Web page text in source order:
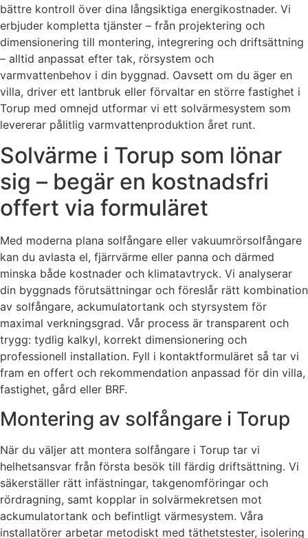
bättre kontroll över dina långsiktiga energikostnader. Vi
erbjuder kompletta tjänster – från projektering och
dimensionering till montering, integrering och driftsättning
– alltid anpassat efter tak, rörsystem och
varmvattenbehov i din byggnad. Oavsett om du äger en
villa, driver ett lantbruk eller förvaltar en större fastighet i
Torup med omnejd utformar vi ett solvärmesystem som
levererar pålitlig varmvattenproduktion året runt.
Solvärme i Torup som lönar
sig – begär en kostnadsfri
offert via formuläret
Med moderna plana solfångare eller vakuumrörsolfångare
kan du avlasta el, fjärrvärme eller panna och därmed
minska både kostnader och klimatavtryck. Vi analyserar
din byggnads förutsättningar och föreslår rätt kombination
av solfångare, ackumulatortank och styrsystem för
maximal verkningsgrad. Vår process är transparent och
trygg: tydlig kalkyl, korrekt dimensionering och
professionell installation. Fyll i kontaktformuläret så tar vi
fram en offert och rekommendation anpassad för din villa,
fastighet, gård eller BRF.
Montering av solfångare i Torup
När du väljer att montera solfångare i Torup tar vi
helhetsansvar från första besök till färdig driftsättning. Vi
säkerställer rätt infästningar, takgenomföringar och
rördragning, samt kopplar in solvärmekretsen mot
ackumulatortank och befintligt värmesystem. Våra
installatörer arbetar metodiskt med täthetstester, isolering